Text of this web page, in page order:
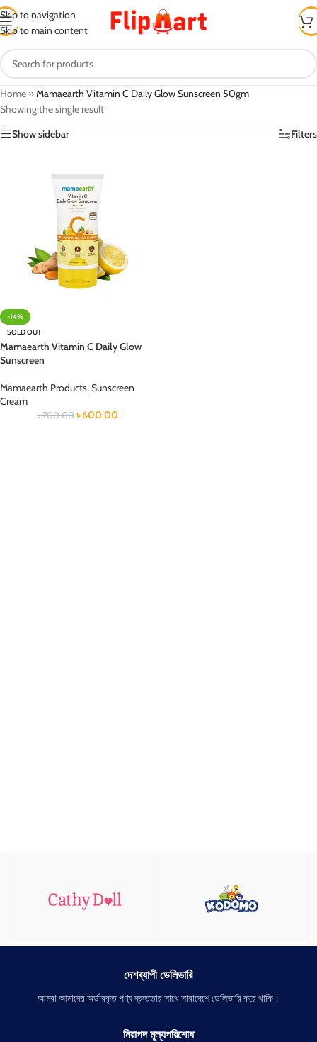
Skip to navigation
Skip to main content
Home »Mamaearth Vitamin C Daily Glow Sunscreen 50gm
Showing the single result
Show sidebar
Filters
-14%
SOLD OUT
Mamaearth Vitamin C Daily Glow
Sunscreen
Mamaearth Products,Sunscreen
Cream
৳700.00 ৳600.00
দেশব্যাপী ডেলিভারি
আমরা আমাদের অর্ডারকৃত পণ্য দ্রুততার সাথে সারাদেশে ডেলিভারি করে থাকি।
নিরাপদ মূল্যপরিশোধ